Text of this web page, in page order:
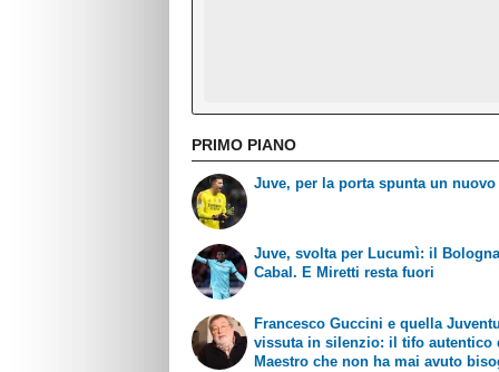
PRIMO PIANO
Juve, per la porta spunta un nuovo
Juve, svolta per Lucumì: il
Cabal. E Miretti resta fuori
Francesco Guccini e quella
vissuta in silenzio: il tifo autentico
Maestro che non ha mai avuto